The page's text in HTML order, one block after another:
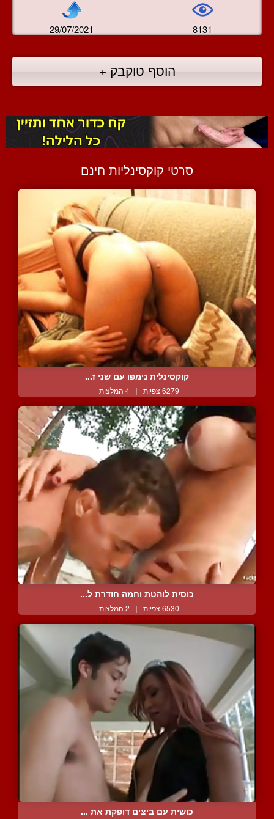
29/07/2021 8131
הוסף טוקבק +
סרטי קוקסינליות חינם
קוקסינלית נימפו עם שני ז...
6279 צפיות | 4 המלצות
כוסית לוהטת וחמה חודרת ל...
6530 צפיות | 2 המלצות
כושית עם ביצים דופקת את ...